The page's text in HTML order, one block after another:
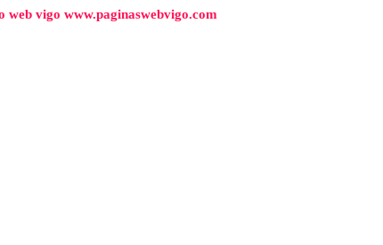
web vigo www.paginaswebvigo.com